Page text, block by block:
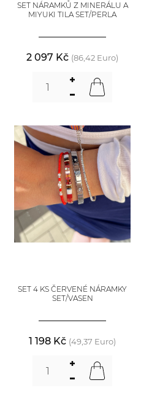
SET NÁRAMKŮ Z MINERÁLU A
MIYUKI TILA SET/PERLA
2 097 Kč (86,42 Euro)
SET 4 KS ČERVENÉ NÁRAMKY
SET/VASEN
1 198 Kč (49,37 Euro)